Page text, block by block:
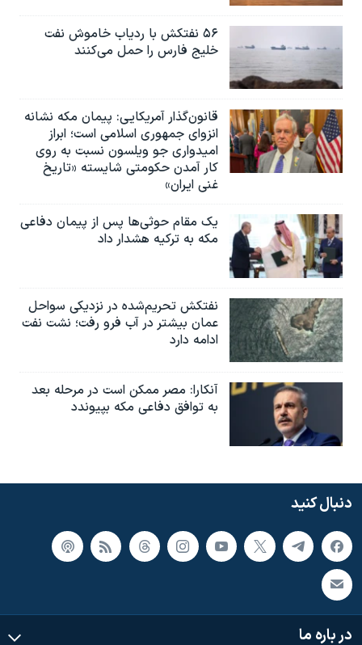
۵۶ نفتکش با ردیاب خاموش نفت
خلیج فارس را حمل می‌کنند
قانون‌گذار آمریکایی: پیمان مکه نشانه
انزوای جمهوری اسلامی است؛ ابراز
امیدواری جو ویلسون نسبت به روی
کار آمدن حکومتی شایسته «تاریخ
غنی ایران»
یک مقام حوثی‌ها پس از پیمان دفاعی
مکه به ترکیه هشدار داد
نفتکش تحریم‌شده در نزدیکی سواحل
عمان بیشتر در آب فرو رفت؛ نشت نفت
ادامه دارد
آنکارا: مصر ممکن است در مرحله بعد
به توافق دفاعی مکه بپیوندد
دنبال کنید
در باره ما